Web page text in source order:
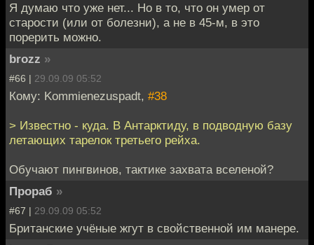
Я думаю что уже нет... Но в то, что он умер от
старости (или от болезни), а не в 45-м, в это
порерить можно.
brozz »
#66 | 29.09.09 05:52
Кому: Kommienezuspadt, #38
> Известно - куда. В Антарктиду, в подводную базу
летающих тарелок третьего рейха.
Обучают пингвинов, тактике захвата вселеной?
Прораб »
#67 | 29.09.09 05:52
Британские учёные жгут в свойственной им манере.